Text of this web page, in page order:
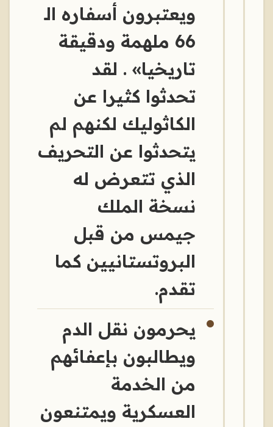
ويعتبرون أسفاره الـ
66 ملهمة ودقيقة
تاريخيا» . لقد
تحدثوا كثيرا عن
الكاثوليك لكنهم لم
يتحدثوا عن التحريف
الذي تتعرض له
نسخة الملك
جيمس من قبل
البروتستانيين كما
تقدم.
يحرمون نقل الدم
ويطالبون بإعفائهم
من الخدمة
العسكرية ويمتنعون